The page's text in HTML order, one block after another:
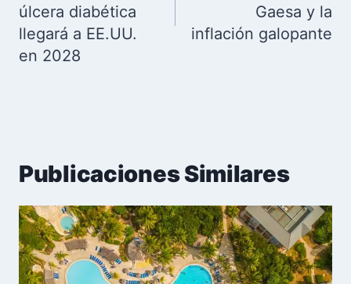
úlcera diabética
llegará a EE.UU.
en 2028
Gaesa y la
inflación galopante
Publicaciones Similares